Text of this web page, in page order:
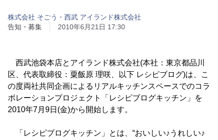
株式会社 そごう・西武 アイランド株式会社
告知・募集
2010年6月21日 17:30
西武池袋本店とアイランド株式会社(本社：東京都品川
区、代表取締役：粟飯原 理咲、以下 レシピブログ)は、こ
の度両社共同企画によるリアルキッチンスペースでのコラ
ボレーションプロジェクト「レシピブログキッチン」を
2010年7月9日(金)から開始します。
「レシピブログキッチン」とは、“おいしい♪うれしい♪